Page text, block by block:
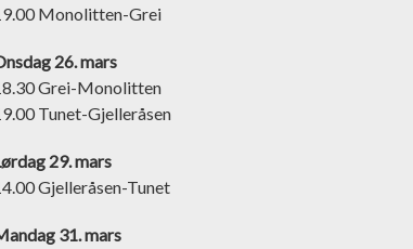
Monolitten-Grei
26. mars
Grei-Monolitten
Tunet-Gjelleråsen
29. mars
Gjelleråsen-Tunet
31. mars